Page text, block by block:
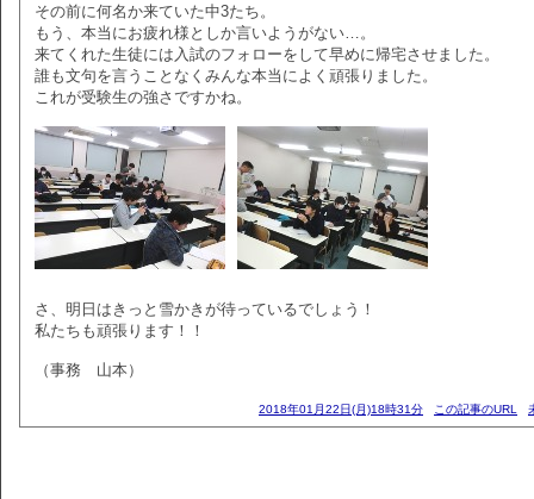
その前に何名か来ていた中3たち。
もう、本当にお疲れ様としか言いようがない…。
来てくれた生徒には入試のフォローをして早めに帰宅させました。
誰も文句を言うことなくみんな本当によく頑張りました。
これが受験生の強さですかね。
さ、明日はきっと雪かきが待っているでしょう！
私たちも頑張ります！！
（事務 山本）
2018年01月22日(月)18時31分 この記事のURL